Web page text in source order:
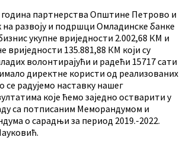
година партнерства Општине Петрово и
развоју и подршци Омладинске банке
укупне вриједности 2.002,68 КМ и
вриједности 135.881,88 КМ који су
волонтирајући и радећи 15717 сати
директне користи од реализованих
се радујемо наставку нашег
које ћемо заједно остварити у
са потписаним Меморандумом и
о сарадњи за период 2019.-2022.